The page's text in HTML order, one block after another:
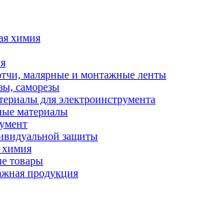
химия
малярные и монтажные ленты
саморезы
для электроинструмента
материалы
защиты
химия
товары
продукция